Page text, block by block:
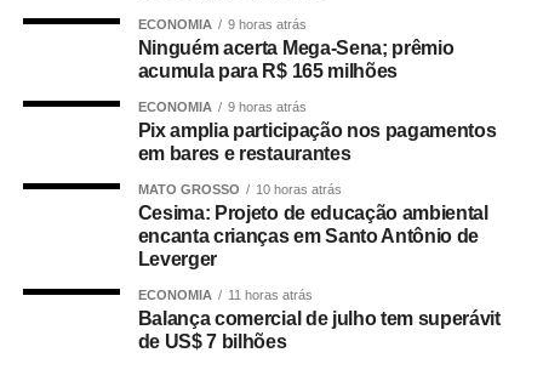
TOP FAMOSOS
COMENTE ABAIXO:
WhatsApp
Facebook
Twitter
Messenger
LinkedIn
Share
ECONOMIA 9 horas atrás
Ninguém acerta Mega-Sena; prêmio
acumula para R$ 165 milhões
ECONOMIA 9 horas atrás
Pix amplia participação nos pagamentos
em bares e restaurantes
MATO GROSSO 10 horas atrás
Cesima: Projeto de educação ambiental
encanta crianças em Santo Antônio de
Leverger
ECONOMIA 11 horas atrás
Balança comercial de julho tem superávit
de US$ 7 bilhões